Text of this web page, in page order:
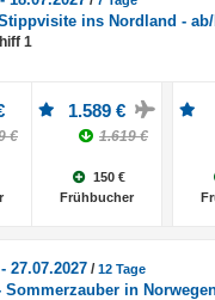
ins Nordland -
1
€
1.589 €
1.619 €
150 €
Frühbucher
27.07.2027 /12 Tage
Sommerzauber in